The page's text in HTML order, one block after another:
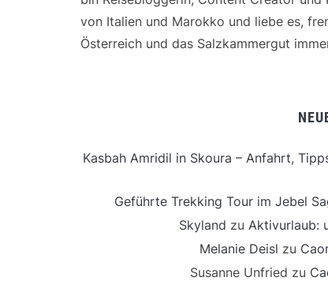
von Italien und Marokko und liebe es,
Österreich und das Salzkammergut
Kasbah Amridil in Skoura – Anfahrt,
Geführte Trekking Tour im Jebel
Skyland zu Aktivurlaub:
Melanie Deisl zu
Susanne Unfried zu